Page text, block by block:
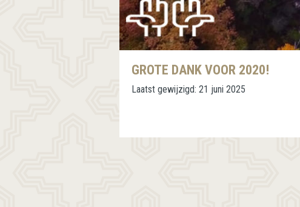
GROTE DANK VOOR 2020!
Laatst gewijzigd: 21 juni 2025